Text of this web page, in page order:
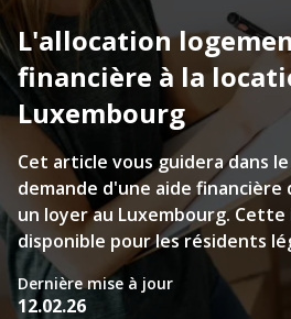
L'allocation
financière à la
Luxembourg
Cet article vous guidera dans
demande d'une aide
un loyer au Luxembourg.
disponible pour les résidents
Dernière mise à jour
12.02.26